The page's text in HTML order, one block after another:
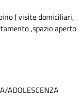
( visite domiciliari,
,spazio aperto
ADOLESCENZA